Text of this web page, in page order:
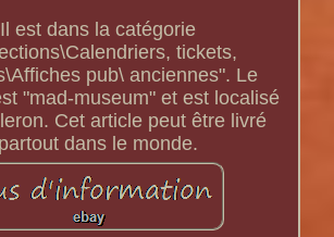
Il est dans la catégorie
tickets,
pub\ anciennes". Le
"mad-museum" et est localisé
Cet article peut être livré
partout dans le monde.